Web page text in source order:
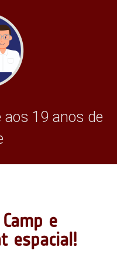
19 anos de
e
espacial!